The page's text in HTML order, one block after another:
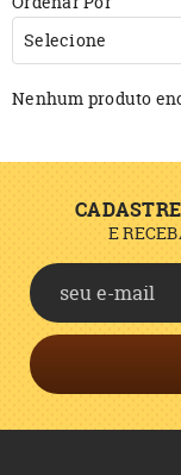
Selecione
Nenhum produto
E